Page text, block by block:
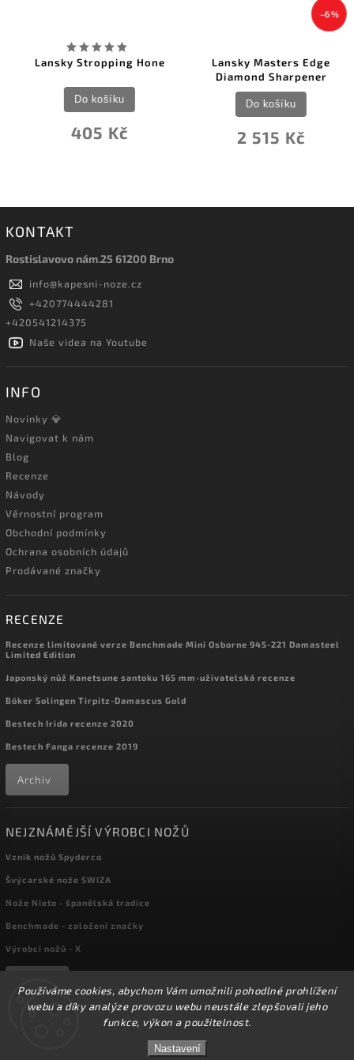
Používáme cookies, abychom Vám umožnili pohodlné prohlížení
webu a díky analýze provozu webu neustále zlepšovali jeho
funkce, výkon a použitelnost.
Nastavení
☀️Ve dnech 3-14.8 2026 máme zavřeno z důvodu
DOVOLENÉ. Eshop zůstává v provozu, objednávky
budeme zpracovávat v pondělí 17.8.2026. Děkujeme za
Lansky Stropping Hone
405 Kč
Do košíku
–6 %
Lansky Masters Edge
Diamond Sharpener
2 515 Kč
Do košíku
KONTAKT
Rostislavovo nám.25 61200 Brno
info@kapesni-noze.cz
+420774444281
+420541214375
Naše videa na Youtube
INFO
Novinky 💎
Navigovat k nám
Blog
Recenze
Návody
Věrnostní program
Obchodní podmínky
Ochrana osobních údajů
Prodávané značky
RECENZE
Recenze limitované verze Benchmade Mini Osborne 945-221 Damasteel
Limited Edition
Japonský nůž Kanetsune santoku 165 mm-uživatelská recenze
Böker Solingen Tirpitz-Damascus Gold
Bestech Irida recenze 2020
Bestech Fanga recenze 2019
Archiv
NEJZNÁMĚJŠÍ VÝROBCI NOŽŮ
Vznik nožů Spyderco
Švýcarské nože SWIZA
Nože Nieto - španělská tradice
Benchmade - založení značky
Výrobci nožů - X
kapesni-noze.cz
Upravit nastavení cookies